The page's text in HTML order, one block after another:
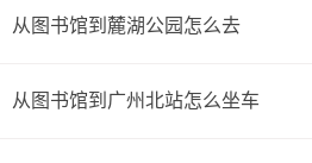
从图书馆到麓湖公园怎么去
从图书馆到广州北站怎么坐车